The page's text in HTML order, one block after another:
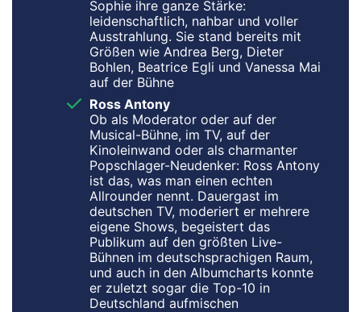
Sophie ihre ganze Stärke:
leidenschaftlich, nahbar und voller
Ausstrahlung. Sie stand bereits mit
Größen wie Andrea Berg, Dieter
Bohlen, Beatrice Egli und Vanessa Mai
auf der Bühne
Ross Antony
Ob als Moderator oder auf der
Musical-Bühne, im TV, auf der
Kinoleinwand oder als charmanter
Popschlager-Neudenker: Ross Antony
ist das, was man einen echten
Allrounder nennt. Dauergast im
deutschen TV, moderiert er mehrere
eigene Shows, begeistert das
Publikum auf den größten Live-
Bühnen im deutschsprachigen Raum,
und auch in den Albumcharts konnte
er zuletzt sogar die Top-10 in
Deutschland aufmischen